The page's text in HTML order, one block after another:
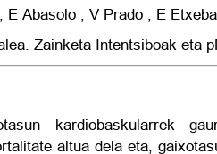
E Abasolo , V Prado , E
Zainketa Intentsiboak eta
kardiobaskularrek
altua dela eta,